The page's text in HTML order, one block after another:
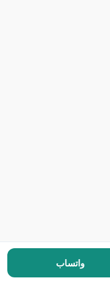
مكتب توسط للاستقدام
واتساب